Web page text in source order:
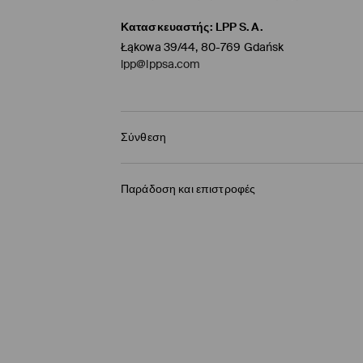
Κατασκευαστής: LPP S.A.
Łąkowa 39/44, 80-769 Gdańsk
lpp@lppsa.com
Σύνθεση
Παράδοση και επιστροφές